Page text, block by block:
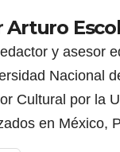
Arturo
y asesor
Nacional
Cultural por la
en México,